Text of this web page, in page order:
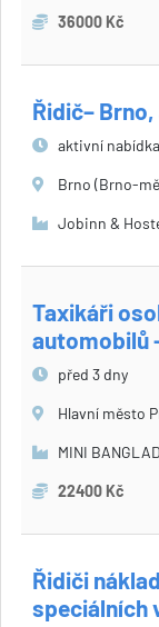
36000 Kč
Řidič–
aktivní nabídka
Brno (Brno-
Jobinn &
Taxikáři
automobilů
před 3 dny
Hlavní město
MINI
22400 Kč
Řidiči
speciálních